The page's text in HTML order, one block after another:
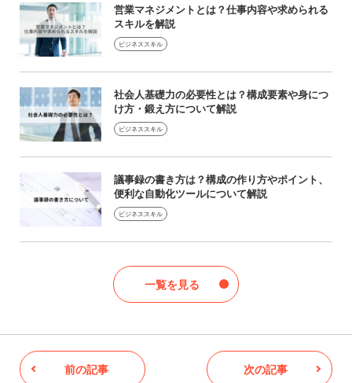
営業マネジメントとは？仕事内容や求められる
スキルを解説
ビジネススキル
社会人基礎力の必要性とは？構成要素や身につ
け方・鍛え方について解説
ビジネススキル
議事録の書き方は？構成の作り方やポイント、
便利な自動化ツールについて解説
ビジネススキル
一覧を見る
前の記事 次の記事